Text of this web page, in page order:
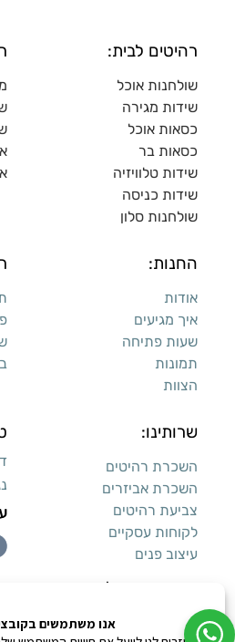
רהיטים לבית:
שולחנות אוכל
שידות מגירה
כסאות אוכל
כסאות בר
שידות טלוויזיה
שידות כניסה
שולחנות סלון
החנות:
אודות
איך מגיעים
שעות פתיחה
תמונות
הצוות
שרותינו:
השכרת רהיטים
השכרת אביזרים
צביעת רהיטים
לקוחות עסקיים
עיצוב פנים
עיצוב דירות למכירה: